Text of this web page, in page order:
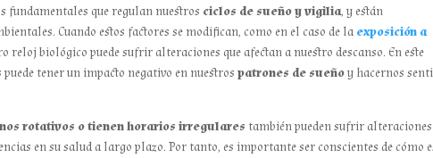
fundamentales que regulan nuestros ciclos de sueño y vigilia, y están
Cuando estos factores se modifican, como en el caso de la exposición a
reloj biológico puede sufrir alteraciones que afectan a nuestro descanso. En este
tener un impacto negativo en nuestrospatrones de sueñoy hacernos
rotativos o tienen horarios irregulares también pueden sufrir
en su salud a largo plazo. Por tanto, es importante ser conscientes de cómo